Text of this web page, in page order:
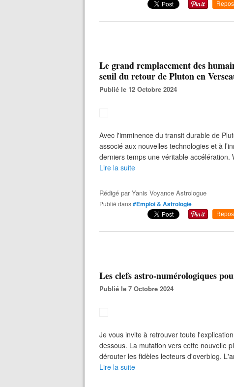
Le grand remplacement des
seuil du retour de Pluton en
Publié le 12 Octobre 2024
Avec l'imminence du transit durable de
associé aux nouvelles technologies et à
derniers temps une véritable accélération.
Lire la suite
Rédigé parYanis Voyance Astrologue
Publié dans#Emploi & Astrologie
Les clefs astro-numérologiques
Publié le 7 Octobre 2024
Je vous invite à retrouver toute
dessous. La mutation vers cette nouvelle
dérouter les fidèles lecteurs d'overblog.
Lire la suite